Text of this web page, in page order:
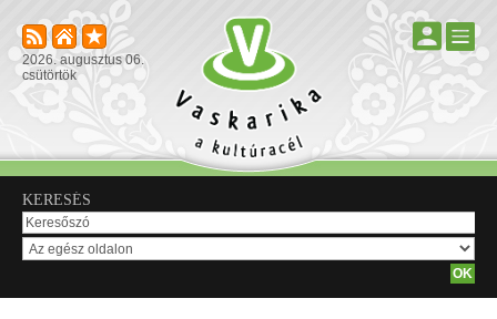
2026. augusztus 06.
csütörtök
KERESÉS